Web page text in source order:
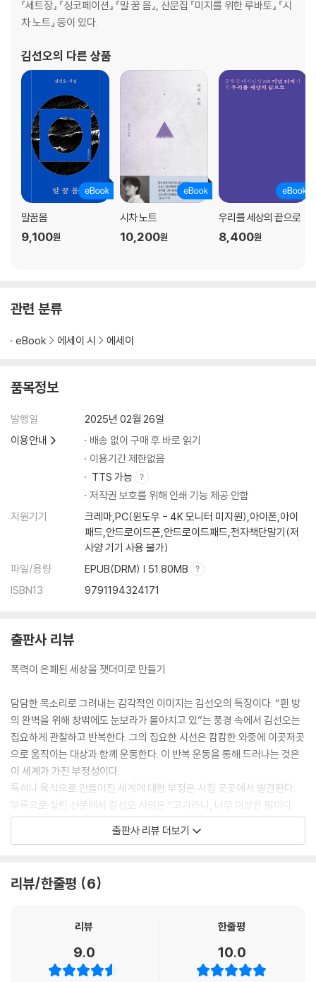
쥐 놀이
일요일
향수를 버리려고
박쥐를 주웠다
출구는 이쪽입니다
나이트 사커
드라이 플라워
낫 마이 폴트
코인 세탁소
3부
미디엄 레어
녹은 사탕
구터
위증
클라이맥스
부록
비주류 천사들
『세트장』 『싱코페이션』 『말 꿈 몸』, 산문집 『미지를 위한 루바토』 『시
차 노트』 등이 있다.
김선오의 다른 상품
말꿈몸
9,100원
시차 노트
10,200원
우리를 세상의 끝으로
8,400원
관련 분류
eBook 에세이 시 에세이
품목정보
발행일
2025년 02월 26일
이용안내
배송 없이 구매 후 바로 읽기
이용기간 제한없음
TTS 가능
저작권 보호를 위해 인쇄 기능 제공 안함
지원기기
크레마,PC(윈도우 - 4K 모니터 미지원),아이폰,아이
패드,안드로이드폰,안드로이드패드,전자책단말기(저
사양 기기 사용 불가)
파일/용량
EPUB(DRM) | 51.80MB
ISBN13
9791194324171
출판사 리뷰
폭력이 은폐된 세상을 잿더미로 만들기
담담한 목소리로 그려내는 감각적인 이미지는 김선오의 특장이다. “흰 방
의 완벽을 위해 창밖에도 눈보라가 몰아치고 있”는 풍경 속에서 김선오는
집요하게 관찰하고 반복한다. 그의 집요한 시선은 캄캄한 와중에 이곳저곳
으로 움직이는 대상과 함께 운동한다. 이 반복 운동을 통해 드러나는 것은
이 세계가 가진 부정성이다.
특히나 육식으로 만들어진 세계에 대한 부정은 시집 곳곳에서 발견된다.
부록으로 실린 산문에서 김선오 시인은 “고기라니, 너무 이상한 말이다.
(…) 양파는 팔리기 전에도 양파라 불리고 땅 속에서도 감자는 감자이며 바
닷속에서도 미역은 미역이다. 그러나 돼지나 소나 닭은 식재료가 되고 나
동물과 인간이 다르지 않은 생명이라는 인식은 고기를 인간의 자리에 두는
상적인 풍경을 담아내는 「비와 고기」, 하나의 거대한 살점과 이를 잘라내는
말하는 「미디엄 레어」 등등 다수 시편들은 동물이 겪는 폭력을 인간의 위치
에 놓아 이 일의 부조리함을 보여주고 있다.
출판사 리뷰 더보기
리뷰/한줄평 6
리뷰
9.0
한줄평
10.0